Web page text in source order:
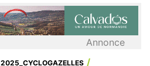
Annonce
2025_CYCLOGAZELLES